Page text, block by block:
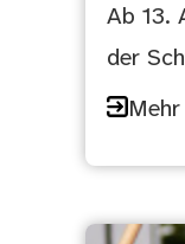
Ab 13.
der